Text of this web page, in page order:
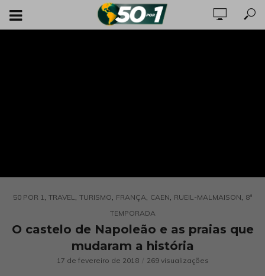
50 POR 1, TRAVEL, TURISMO, FRANÇA, CAEN, RUEIL-MALMAISON, 8ª
TEMPORADA
O castelo de Napoleão e as praias que
mudaram a história
17 de fevereiro de 2018 269 visualizações